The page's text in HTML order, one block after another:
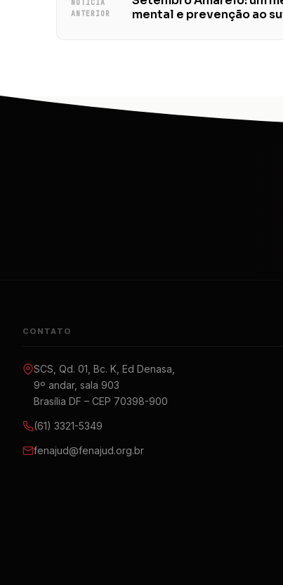
NOTÍCIA
ANTERIOR
mental e prevenção ao
CONTATO
SCS, Qd. 01, Bc. K, Ed Denasa,
9º andar, sala 903
Brasília DF – CEP 70398-900
(61) 3321-5349
fenajud@fenajud.org.br